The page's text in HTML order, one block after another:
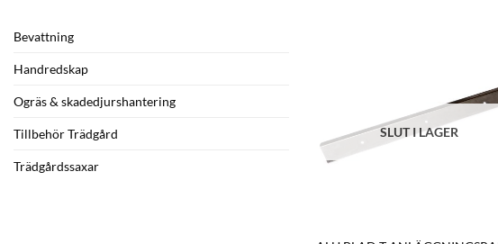
Bevattning
Handredskap
Ogräs & skadedjurshantering
Tillbehör Trädgård
Trädgårdssaxar
SLUT I LAGER